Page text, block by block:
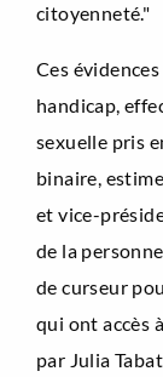
citoyenneté."
Ces
handicap,
sexuelle pris
binaire,
et vice-
de la
de curseur
qui ont accès
par Julia